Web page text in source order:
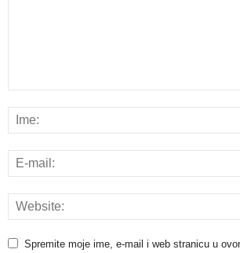
Spremite moje ime, e-mail i web stranicu u